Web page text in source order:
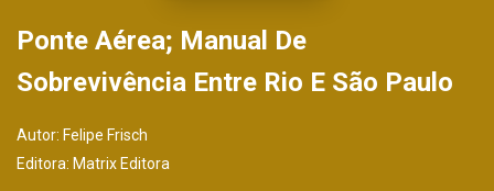
Ponte Aérea; Manual De
Sobrevivência Entre Rio E São Paulo
Autor: Felipe Frisch
Editora: Matrix Editora